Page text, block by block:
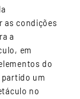
as condições
a
em
do
um
no